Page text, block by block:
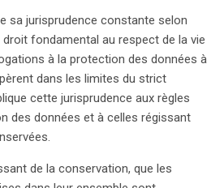
sa jurisprudence constante selon
fondamental au respect de la vie
à la protection des données à
dans les limites du strict
cette jurisprudence aux règles
des données et à celles régissant
de la conservation, que les